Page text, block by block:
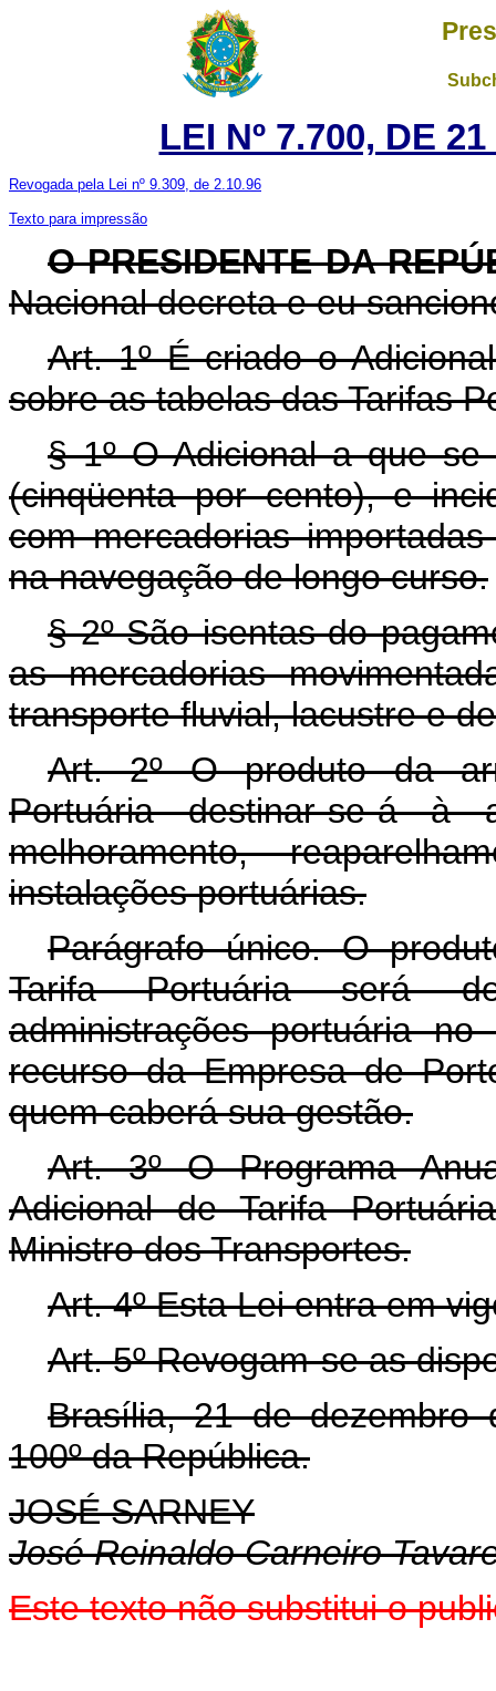
LEI Nº 7.700, DE
Revogada pela Lei nº 9.309, de 2.10.96
Texto para impressão
O PRESIDENTE DA
Nacional decreta e eu
Art. 1º É criado o
sobre as tabelas das Tarifas
§ 1º O Adicional a que
(cinqüenta por cento), e
com mercadorias
na navegação de longo curso.
§ 2º São isentas do
as mercadorias
transporte fluvial, lacustre e
Art. 2º O produto da
Portuária destinar-se-á à
melhoramento,
instalações portuárias.
Parágrafo único. O
Tarifa Portuária será
administrações portuária
recurso da Empresa de
quem caberá sua gestão.
Art. 3º O Programa
Adicional de Tarifa
Ministro dos Transportes.
Art. 4º Esta Lei entra em
Art. 5º Revogam-se as
Brasília, 21 de dezembro
100º da República.
JOSÉ SARNEY
José Reinaldo Carneiro
Este texto não substitui o